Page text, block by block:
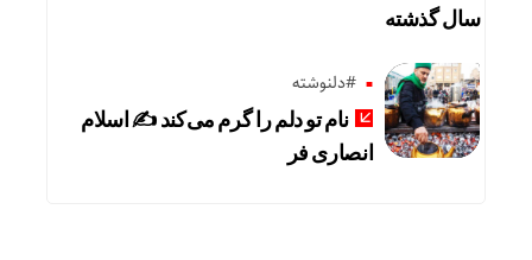
سال گذشته
#دلنوشته
نام تو دلم را گرم می‌کند ✍️ اسلام
انصاری فر